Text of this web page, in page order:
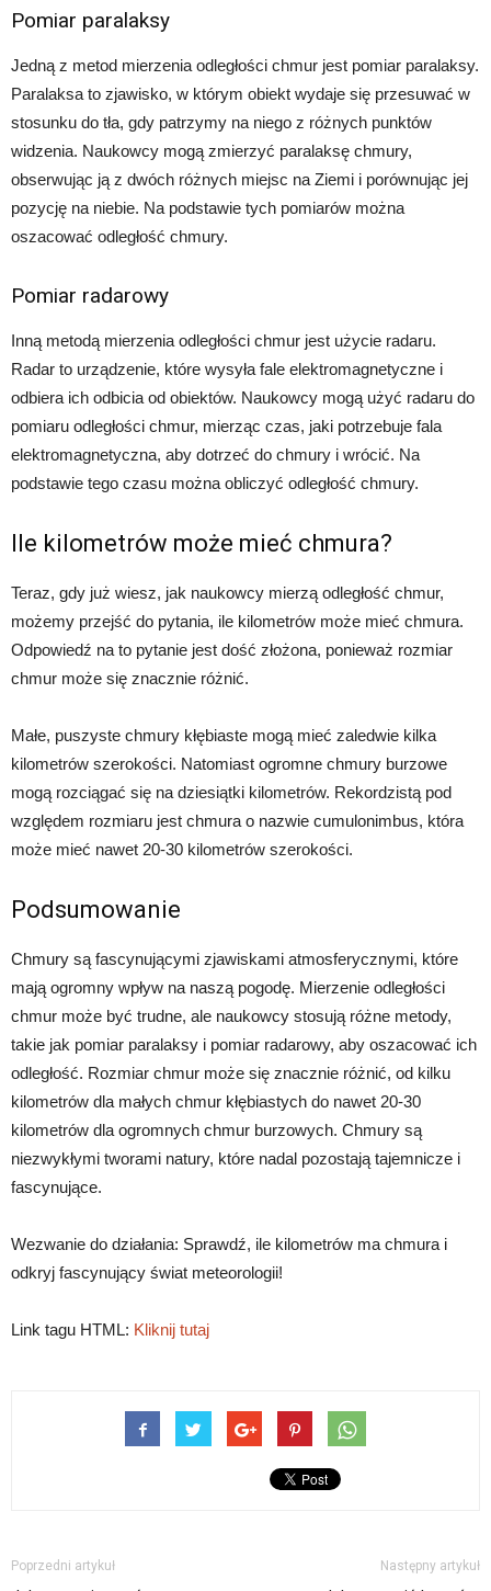
Pomiar paralaksy
Jedną z metod mierzenia odległości chmur jest pomiar paralaksy.
Paralaksa to zjawisko, w którym obiekt wydaje się przesuwać w
stosunku do tła, gdy patrzymy na niego z różnych punktów
widzenia. Naukowcy mogą zmierzyć paralaksę chmury,
obserwując ją z dwóch różnych miejsc na Ziemi i porównując jej
pozycję na niebie. Na podstawie tych pomiarów można
oszacować odległość chmury.
Pomiar radarowy
Inną metodą mierzenia odległości chmur jest użycie radaru.
Radar to urządzenie, które wysyła fale elektromagnetyczne i
odbiera ich odbicia od obiektów. Naukowcy mogą użyć radaru do
pomiaru odległości chmur, mierząc czas, jaki potrzebuje fala
elektromagnetyczna, aby dotrzeć do chmury i wrócić. Na
podstawie tego czasu można obliczyć odległość chmury.
Ile kilometrów może mieć chmura?
Teraz, gdy już wiesz, jak naukowcy mierzą odległość chmur,
możemy przejść do pytania, ile kilometrów może mieć chmura.
Odpowiedź na to pytanie jest dość złożona, ponieważ rozmiar
chmur może się znacznie różnić.
Małe, puszyste chmury kłębiaste mogą mieć zaledwie kilka
kilometrów szerokości. Natomiast ogromne chmury burzowe
mogą rozciągać się na dziesiątki kilometrów. Rekordzistą pod
względem rozmiaru jest chmura o nazwie cumulonimbus, która
może mieć nawet 20-30 kilometrów szerokości.
Podsumowanie
Chmury są fascynującymi zjawiskami atmosferycznymi, które
mają ogromny wpływ na naszą pogodę. Mierzenie odległości
chmur może być trudne, ale naukowcy stosują różne metody,
takie jak pomiar paralaksy i pomiar radarowy, aby oszacować ich
odległość. Rozmiar chmur może się znacznie różnić, od kilku
kilometrów dla małych chmur kłębiastych do nawet 20-30
kilometrów dla ogromnych chmur burzowych. Chmury są
niezwykłymi tworami natury, które nadal pozostają tajemnicze i
fascynujące.
Wezwanie do działania: Sprawdź, ile kilometrów ma chmura i
odkryj fascynujący świat meteorologii!
Link tagu HTML: Kliknij tutaj
Poprzedni artykuł Następny artykuł